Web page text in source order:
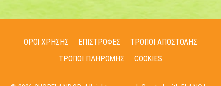
ΟΡΟΙ ΧΡΗΣΗΣ ΕΠΙΣΤΡΟΦΕΣ
ΤΡΟΠΟΙ ΑΠΟΣΤΟΛΗΣ
ΤΡΟΠΟΙ ΠΛΗΡΩΜΗΣ
COOKIES